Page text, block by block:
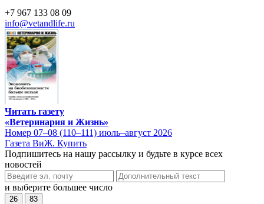
+7 967 133 08 09
info@vetandlife.ru
Читать газету
«Ветеринария и Жизнь»
Номер 07–08 (110–111) июль–август 2026
Газета ВиЖ. Купить
Подпишитесь на нашу рассылку и будьте в курсе всех
новостей
и выберите большее число
26 83